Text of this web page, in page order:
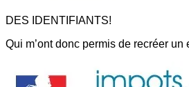
DES IDENTIFIANTS!
Qui m’ont donc permis de recréer un